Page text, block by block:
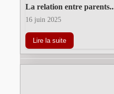
La relation entre
16 juin 2025
Lire la suite